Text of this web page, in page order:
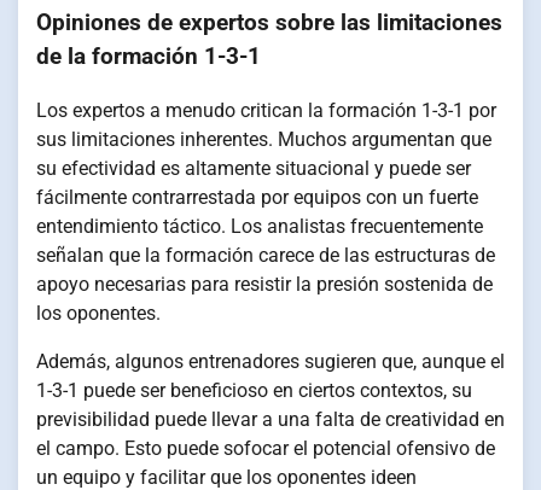
Opiniones de expertos sobre las limitaciones
de la formación 1-3-1
Los expertos a menudo critican la formación 1-3-1 por
sus limitaciones inherentes. Muchos argumentan que
su efectividad es altamente situacional y puede ser
fácilmente contrarrestada por equipos con un fuerte
entendimiento táctico. Los analistas frecuentemente
señalan que la formación carece de las estructuras de
apoyo necesarias para resistir la presión sostenida de
los oponentes.
Además, algunos entrenadores sugieren que, aunque el
1-3-1 puede ser beneficioso en ciertos contextos, su
previsibilidad puede llevar a una falta de creatividad en
el campo. Esto puede sofocar el potencial ofensivo de
un equipo y facilitar que los oponentes ideen